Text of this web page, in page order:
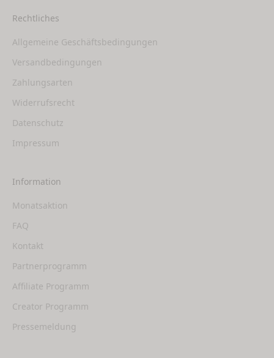
Rechtliches
Allgemeine Geschäftsbedingungen
Versandbedingungen
Zahlungsarten
Widerrufsrecht
Datenschutz
Impressum
Information
Monatsaktion
FAQ
Kontakt
Partnerprogramm
Affiliate Programm
Creator Programm
Pressemeldung